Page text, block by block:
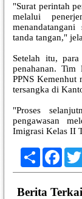
"Surat perintah
melalui
tanda tangan,"
Setelah itu,
penahanan. Tim
PPNS Kemenhut
tersangka di
"Proses
pengawasan
Imigrasi Kelas II
Share
Berita